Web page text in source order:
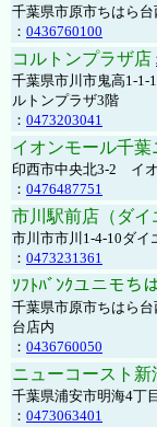
千葉県市原市ちはら台
： 0436760100
コルトンプラザ店
千葉県市川市鬼高1-
ルトンプラザ3階
： 0473203041
イオンモール千
印西市中央北3-2 イ
： 0476487751
市川駅前店（ダイ
市川市市川1-4-10ダイ
： 0473231361
ｿﾌﾄﾊﾞﾝｸユニモち
千葉県市原市ちはら
台店内
： 0436760050
ニューコースト新
千葉県浦安市明海4丁
： 0473063401